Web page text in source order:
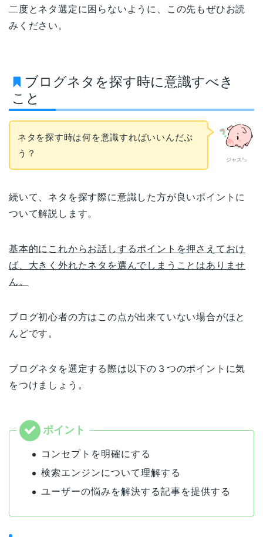
二度とネタ選定に困らないように、この先もぜひお読
みください。
ブログネタを探す時に意識すべき
こと
ジャス㌧
ネタを探す時は何を意識すればいいんだぷ
う？
続いて、ネタを探す際に意識した方が良いポイントに
ついて解説します。
基本的にこれからお話しするポイントを押さえておけ
ば、大きく外れたネタを選んでしまうことはありませ
ん。
ブログ初心者の方はこの点が出来ていない場合がほと
んどです。
ブログネタを選定する際は以下の３つのポイントに気
をつけましょう。
コンセプトを明確にする
検索エンジンについて理解する
ユーザーの悩みを解決する記事を提供する